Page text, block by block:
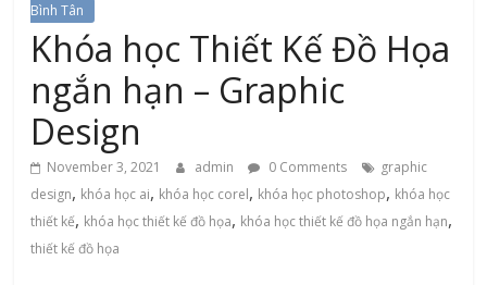
Bình Tân
Khóa học Thiết Kế Đồ Họa
ngắn hạn – Graphic
Design
November 3, 2021 admin 0 Comments
graphic
design, khóa học ai, khóa học corel, khóa học photoshop, khóa học
thiết kế, khóa học thiết kế đồ họa, khóa học thiết kế đồ họa ngắn hạn,
thiết kế đồ họa